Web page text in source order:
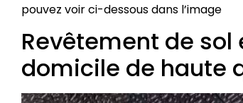
pouvez voir ci-dessous dans l’image
Revêtement de
domicile de haute